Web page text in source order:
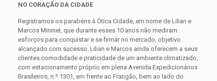
NO CORAÇÃO DA CIDADE
Registramos os parabéns à Ótica Cidade, em nome de Lilian e
Marcos Mininel, que durante esses 10 anos não mediram
esforços para conquistar e se firmar no mercado, objetivo
alcançado com sucesso. Lilian e Marcos ainda oferecem a seus
clientes comodidade e praticidade de um ambiente climatizado,
com estacionamento próprio em plena Avenida Expedicionários
Brasileiros, n.º 1301, em frente ao Frangão, bem ao lado do